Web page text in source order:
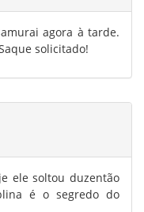
agora à tarde.
solicitado!
ele soltou duzentão
é o segredo do